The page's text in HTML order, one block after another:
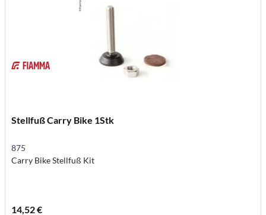
Stellfuß Carry Bike 1Stk
875
Carry Bike Stellfuß Kit
14,52 €